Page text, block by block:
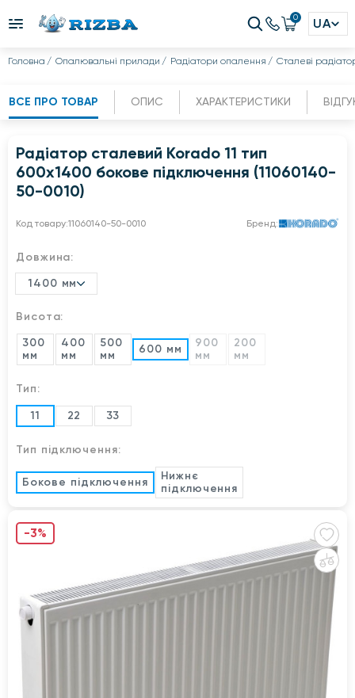
0 UA
Головна Опалювальні прилади Радіатори опалення Сталеві
ВСЕ ПРО ТОВАР ОПИС ХАРАКТЕРИСТИКИ
Радіатор сталевий Korado 11 тип
600x1400 бокове підключення (11060140-
50-0010)
Код товару:11060140-50-0010 Бренд:
Довжина:
1400 мм
Висота:
300
мм
400
мм
500
мм
600 мм
900
мм
200
мм
Тип:
11
22 33
Тип підключення:
Бокове підключення
Нижнє
підключення
-3%